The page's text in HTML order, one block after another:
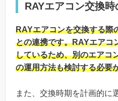
RAYエアコン交換時
RAYエアコンを交換する際
との連携です。RAYエアコ
しているため、別のエアコ
の運用方法も検討する必要
また、交換時期を計画的に